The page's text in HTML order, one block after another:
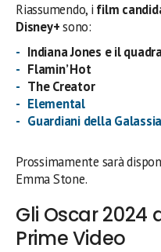
Riassumendo, i film
Disney+sono:
Indiana Jones e il
Flamin’ Hot
The Creator
Elemental
Guardiani della
Prossimamente sarà
Emma Stone.
Gli Oscar 2024
Prime Video